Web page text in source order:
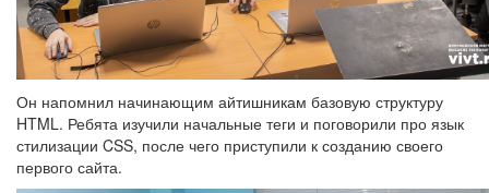
Он напомнил начинающим айтишникам базовую структуру
HTML. Ребята изучили начальные теги и поговорили про язык
стилизации CSS, после чего приступили к созданию своего
первого сайта.